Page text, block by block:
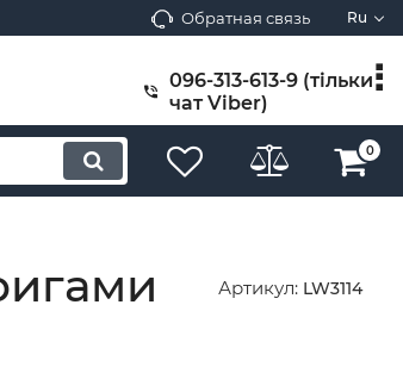
Обратная связь Ru
096-313-613-9 (тільки
чат Viber)
0
Артикул: LW3114